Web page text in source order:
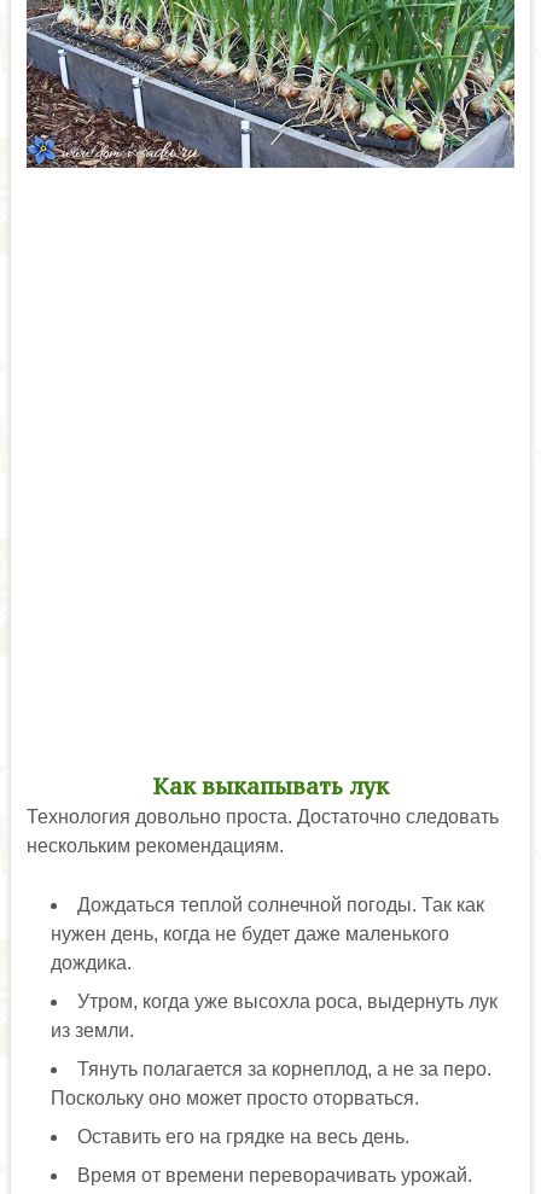
Как выкапывать лук
Технология довольно проста. Достаточно следовать
нескольким рекомендациям.
Дождаться теплой солнечной погоды. Так как
нужен день, когда не будет даже маленького
дождика.
Утром, когда уже высохла роса, выдернуть лук
из земли.
Тянуть полагается за корнеплод, а не за перо.
Поскольку оно может просто оторваться.
Оставить его на грядке на весь день.
Время от времени переворачивать урожай.